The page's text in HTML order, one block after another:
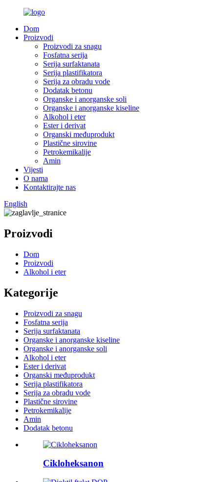
Dom
Proizvodi
Proizvodi za snagu
Fosfatna serija
Serija surfaktanata
Serija plastifikatora
Serija za obradu vode
Dodatak betonu
Organske i anorganske soli
Organske i anorganske kiseline
Alkohol i eter
Ester i derivat
Organski međuprodukt
Plastične sirovine
Petrokemikalije
Amin
Vijesti
O nama
Kontaktirajte nas
English
Proizvodi
Dom
Proizvodi
Alkohol i eter
Kategorije
Proizvodi za snagu
Fosfatna serija
Serija surfaktanata
Organske i anorganske kiseline
Organske i anorganske soli
Alkohol i eter
Ester i derivat
Organski međuprodukt
Serija plastifikatora
Serija za obradu vode
Plastične sirovine
Petrokemikalije
Amin
Dodatak betonu
Cikloheksanon